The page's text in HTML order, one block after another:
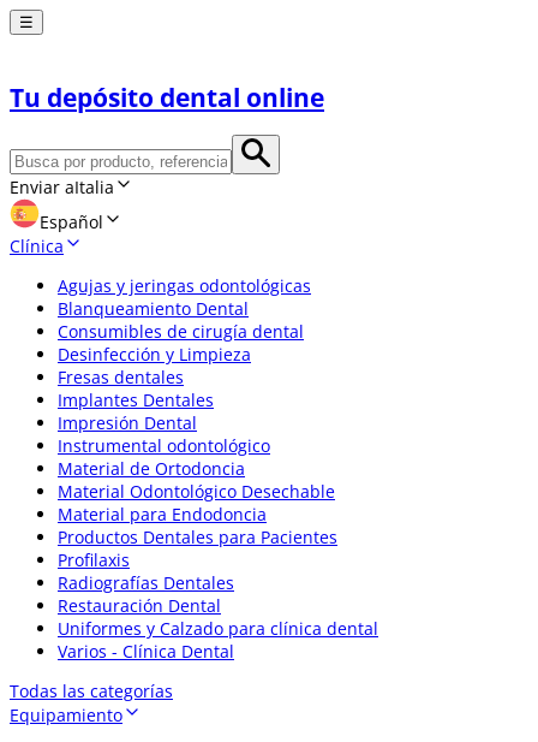
☰
Tu depósito dental online
Enviar aItalia
Español
Clínica
Agujas y jeringas odontológicas
Blanqueamiento Dental
Consumibles de cirugía dental
Desinfección y Limpieza
Fresas dentales
Implantes Dentales
Impresión Dental
Instrumental odontológico
Material de Ortodoncia
Material Odontológico Desechable
Material para Endodoncia
Productos Dentales para Pacientes
Profilaxis
Radiografías Dentales
Restauración Dental
Uniformes y Calzado para clínica dental
Varios - Clínica Dental
Todas las categorías
Equipamiento